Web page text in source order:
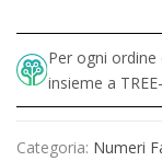
Per ogni
insieme a
Categoria: Numeri